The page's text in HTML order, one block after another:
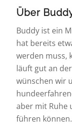
Über
Buddy ist ein
hat bereits
werden muss,
läuft gut an
wünschen wir
aber mit Ruhe
führen